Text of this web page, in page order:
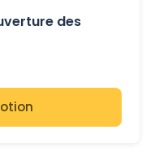
des